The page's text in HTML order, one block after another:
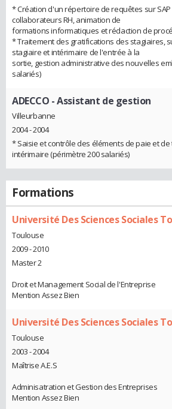
* Création d'un répertoire de requêtes sur
collaborateurs RH, animation de
formations informatiques et rédaction de
* Traitement des gratifications des stagiaires,
stagiaire et intérimaire de l'entrée à la
sortie, gestion administrative des nouvelles
salariés)
ADECCO - Assistant de gestion
Villeurbanne
2004 - 2004
* Saisie et contrôle des éléments de paie et
intérimaire (périmètre 200 salariés)
Formations
Université Des Sciences Sociales
Toulouse
2009 - 2010
Master 2
Droit et Management Social de l'Entreprise
Mention Assez Bien
Université Des Sciences Sociales
Toulouse
2003 - 2004
Maîtrise A.E.S
Adminisatration et Gestion des Entreprises
Mention Assez Bien